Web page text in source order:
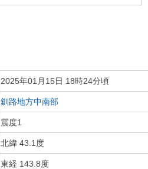
2025年01月15日 18時24分頃
釧路地方中南部
震度1
北緯 43.1度
東経 143.8度